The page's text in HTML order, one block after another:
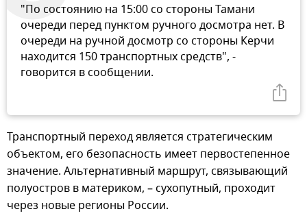
"По состоянию на 15:00 со стороны Тамани
очереди перед пунктом ручного досмотра нет. В
очереди на ручной досмотр со стороны Керчи
находится 150 транспортных средств", -
говорится в сообщении.
Транспортный переход является стратегическим
объектом, его безопасность имеет первостепенное
значение. Альтернативный маршрут, связывающий
полуостров в материком, – сухопутный, проходит
через новые регионы России.